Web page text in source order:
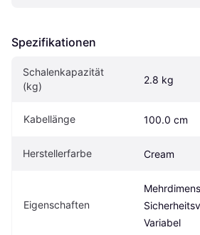
Spezifikationen
Schalenkapazität
(kg)
2.8 kg
Kabellänge 100.0 cm
Herstellerfarbe Cream
Eigenschaften
Variabel